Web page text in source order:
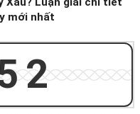
mới nhất